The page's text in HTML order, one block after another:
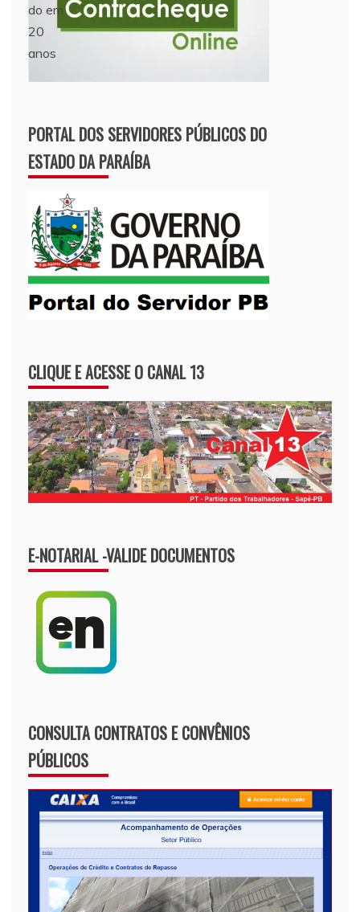
PORTAL DOS SERVIDORES PÚBLICOS DO
ESTADO DA PARAÍBA
CLIQUE E ACESSE O CANAL 13
E-NOTARIAL -VALIDE DOCUMENTOS
CONSULTA CONTRATOS E CONVÊNIOS
PÚBLICOS